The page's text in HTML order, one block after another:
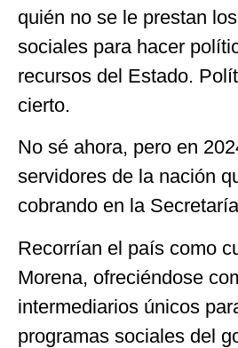
quién no se le prestan
sociales para hacer
recursos del Estado.
cierto.
No sé ahora, pero en
servidores de la nación
cobrando en la
Recorrían el país como
Morena, ofreciéndose
intermediarios únicos
programas sociales del